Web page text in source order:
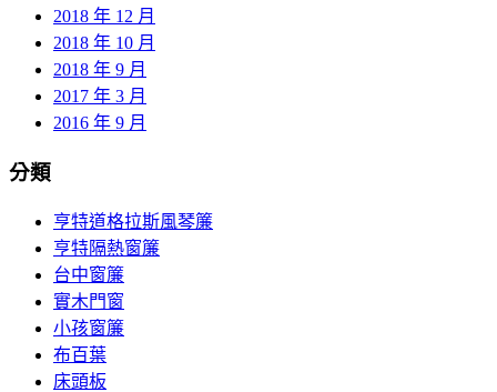
2018 年 12 月
2018 年 10 月
2018 年 9 月
2017 年 3 月
2016 年 9 月
分類
亨特道格拉斯風琴簾
亨特隔熱窗簾
台中窗簾
實木門窗
小孩窗簾
布百葉
床頭板